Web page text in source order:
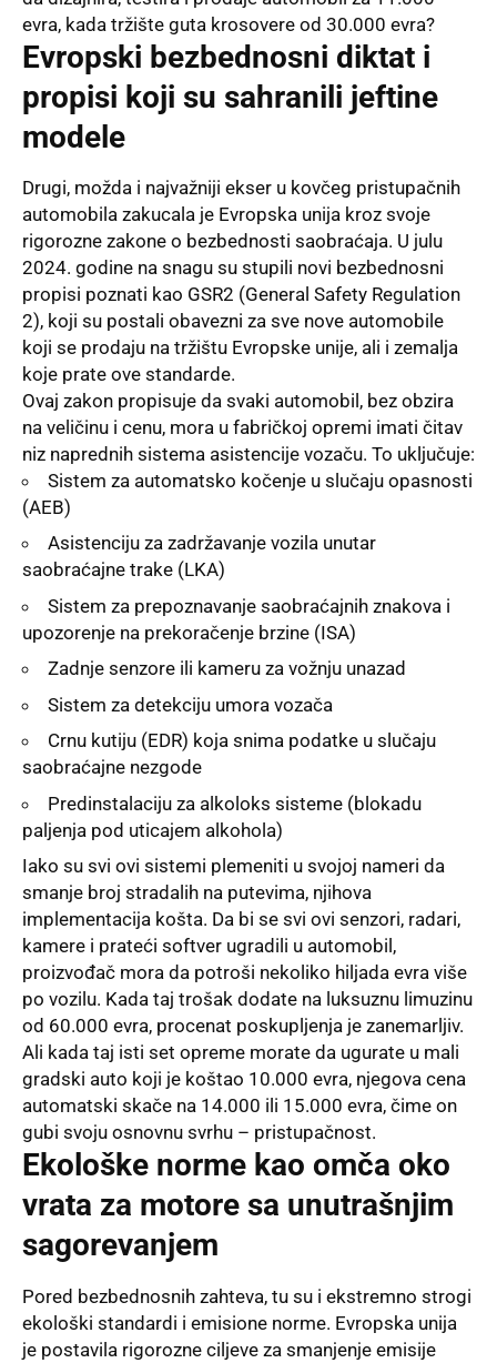
evra, kada tržište guta krosovere od 30.000 evra?
Evropski bezbednosni diktat i
propisi koji su sahranili jeftine
modele
Drugi, možda i najvažniji ekser u kovčeg pristupačnih
automobila zakucala je Evropska unija kroz svoje
rigorozne zakone o bezbednosti saobraćaja. U julu
2024. godine na snagu su stupili novi bezbednosni
propisi poznati kao GSR2 (General Safety Regulation
2), koji su postali obavezni za sve nove automobile
koji se prodaju na tržištu Evropske unije, ali i zemalja
koje prate ove standarde.
Ovaj zakon propisuje da svaki automobil, bez obzira
na veličinu i cenu, mora u fabričkoj opremi imati čitav
niz naprednih sistema asistencije vozaču. To uključuje:
Sistem za automatsko kočenje u slučaju opasnosti
(AEB)
Asistenciju za zadržavanje vozila unutar
saobraćajne trake (LKA)
Sistem za prepoznavanje saobraćajnih znakova i
upozorenje na prekoračenje brzine (ISA)
Zadnje senzore ili kameru za vožnju unazad
Sistem za detekciju umora vozača
Crnu kutiju (EDR) koja snima podatke u slučaju
saobraćajne nezgode
Predinstalaciju za alkoloks sisteme (blokadu
paljenja pod uticajem alkohola)
Iako su svi ovi sistemi plemeniti u svojoj nameri da
smanje broj stradalih na putevima, njihova
implementacija košta. Da bi se svi ovi senzori, radari,
kamere i prateći softver ugradili u automobil,
proizvođač mora da potroši nekoliko hiljada evra više
po vozilu. Kada taj trošak dodate na luksuznu limuzinu
od 60.000 evra, procenat poskupljenja je zanemarljiv.
Ali kada taj isti set opreme morate da ugurate u mali
gradski auto koji je koštao 10.000 evra, njegova cena
automatski skače na 14.000 ili 15.000 evra, čime on
gubi svoju osnovnu svrhu – pristupačnost.
Ekološke norme kao omča oko
vrata za motore sa unutrašnjim
sagorevanjem
Pored bezbednosnih zahteva, tu su i ekstremno strogi
ekološki standardi i emisione norme. Evropska unija
je postavila rigorozne ciljeve za smanjenje emisije